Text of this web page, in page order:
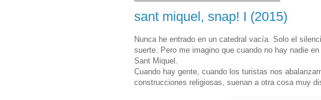
sant miquel, snap! I (2015)
Nunca he entrado en un catedral vacía. Solo el
suerte. Pero me imagino que cuando no hay nadie
Sant Miquel.
Cuando hay gente, cuando los turistas nos
construcciones religiosas, suenan a otra cosa muy